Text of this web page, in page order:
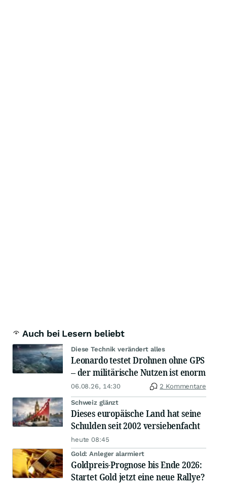
Auch bei Lesern beliebt
Diese Technik verändert alles
Leonardo testet Drohnen ohne GPS
– der militärische Nutzen ist enorm
06.08.26, 14:30 2 Kommentare
Schweiz glänzt
Dieses europäische Land hat seine
Schulden seit 2002 versiebenfacht
heute 08:45
Gold: Anleger alarmiert
Goldpreis-Prognose bis Ende 2026:
Startet Gold jetzt eine neue Rallye?